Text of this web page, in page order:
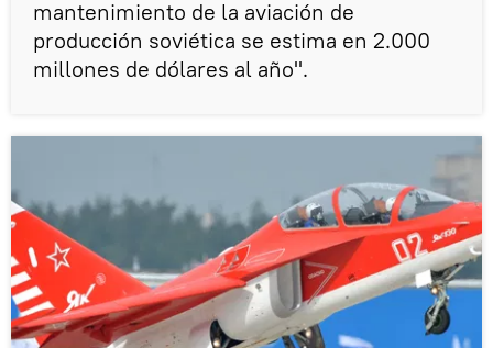
mantenimiento de la aviación de
producción soviética se estima en 2.000
millones de dólares al año".